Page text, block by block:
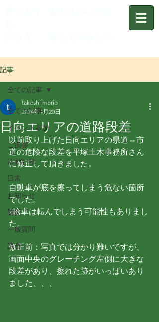
記事
全ての記事
イベント参加
ご挨拶
活動記録
日常
お知らせ
防災
一般質問
議会
全ての記事
日向エリアの道路段差
takeshi morio
2024年4月20日
以前取り上げた日向エリアの県道⇔市
道の危険な段差を平塚土木事務所さん
に修正して頂きました。
自動車が底を擦ってしまう危ない箇所
でした。
2輪車は転んでしまう可能性もありまし
た。
修正前：写真では分かり難いですが、
画面中央のグレーチング左側に大きな
段差があり、擦れた跡がいっぱいあり
ました、、、